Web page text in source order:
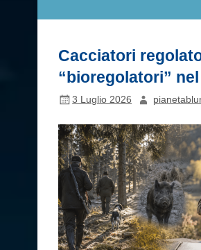
Cacciatori
“bioregolatori”
3 Luglio 2026